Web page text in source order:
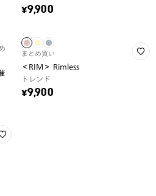
¥9,900
まとめ買い
＜RIM＞ Rimless
トレンド
¥9,900